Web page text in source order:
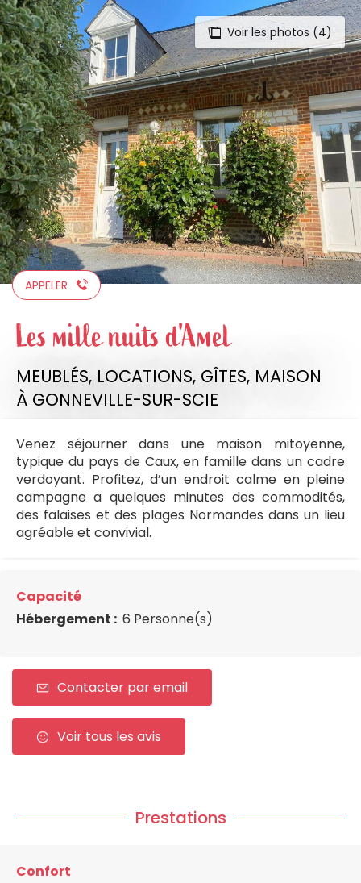
Aller
au
contenu
principal
Voir les photos (4)
APPELER
Les mille nuits d'Amel
MEUBLÉS, LOCATIONS, GÎTES, MAISON
À GONNEVILLE-SUR-SCIE
Venez séjourner dans une maison mitoyenne,
typique du pays de Caux, en famille dans un cadre
verdoyant. Profitez, d’un endroit calme en pleine
campagne a quelques minutes des commodités,
des falaises et des plages Normandes dans un lieu
agréable et convivial.
Capacité
Hébergement : 6 Personne(s)
Contacter par email
Voir tous les avis
Prestations
Confort